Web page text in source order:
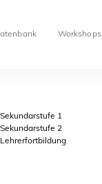
Workshops
Sekundarstufe 1
Sekundarstufe 2
Lehrerfortbildung